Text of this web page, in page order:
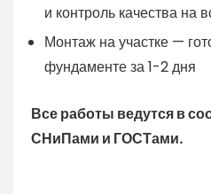
и контроль качества на
Монтаж на участке —
фундаменте за 1-2 дня
Все работы ведутся в
СНиПами и ГОСТами.